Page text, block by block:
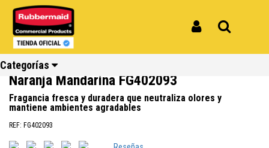
Categorías
Inicio
Productos
Repuesto para Dispensador de Olores Rubbermaid Microburst 9000 Aroma
Naranja Mandarina FG402093
Repuesto para Dispensador de Olores
Rubbermaid Microburst 9000 Aroma
Naranja Mandarina FG402093
Fragancia fresca y duradera que neutraliza olores y
mantiene ambientes agradables
REF: FG402093
productos
productos
productos
productos
productos
productos